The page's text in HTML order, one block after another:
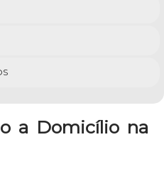
a Domicílio na